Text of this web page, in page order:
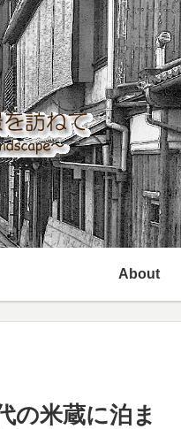
About
の米蔵に泊ま